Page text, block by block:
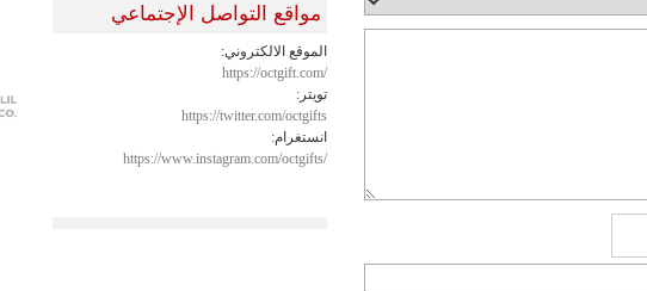
مواقع التواصل الإجتماعي
الموقع الالكتروني:
https://octgift.com/
تويتر:
https://twitter.com/octgifts
انستغرام:
https://www.instagram.com/octgifts/